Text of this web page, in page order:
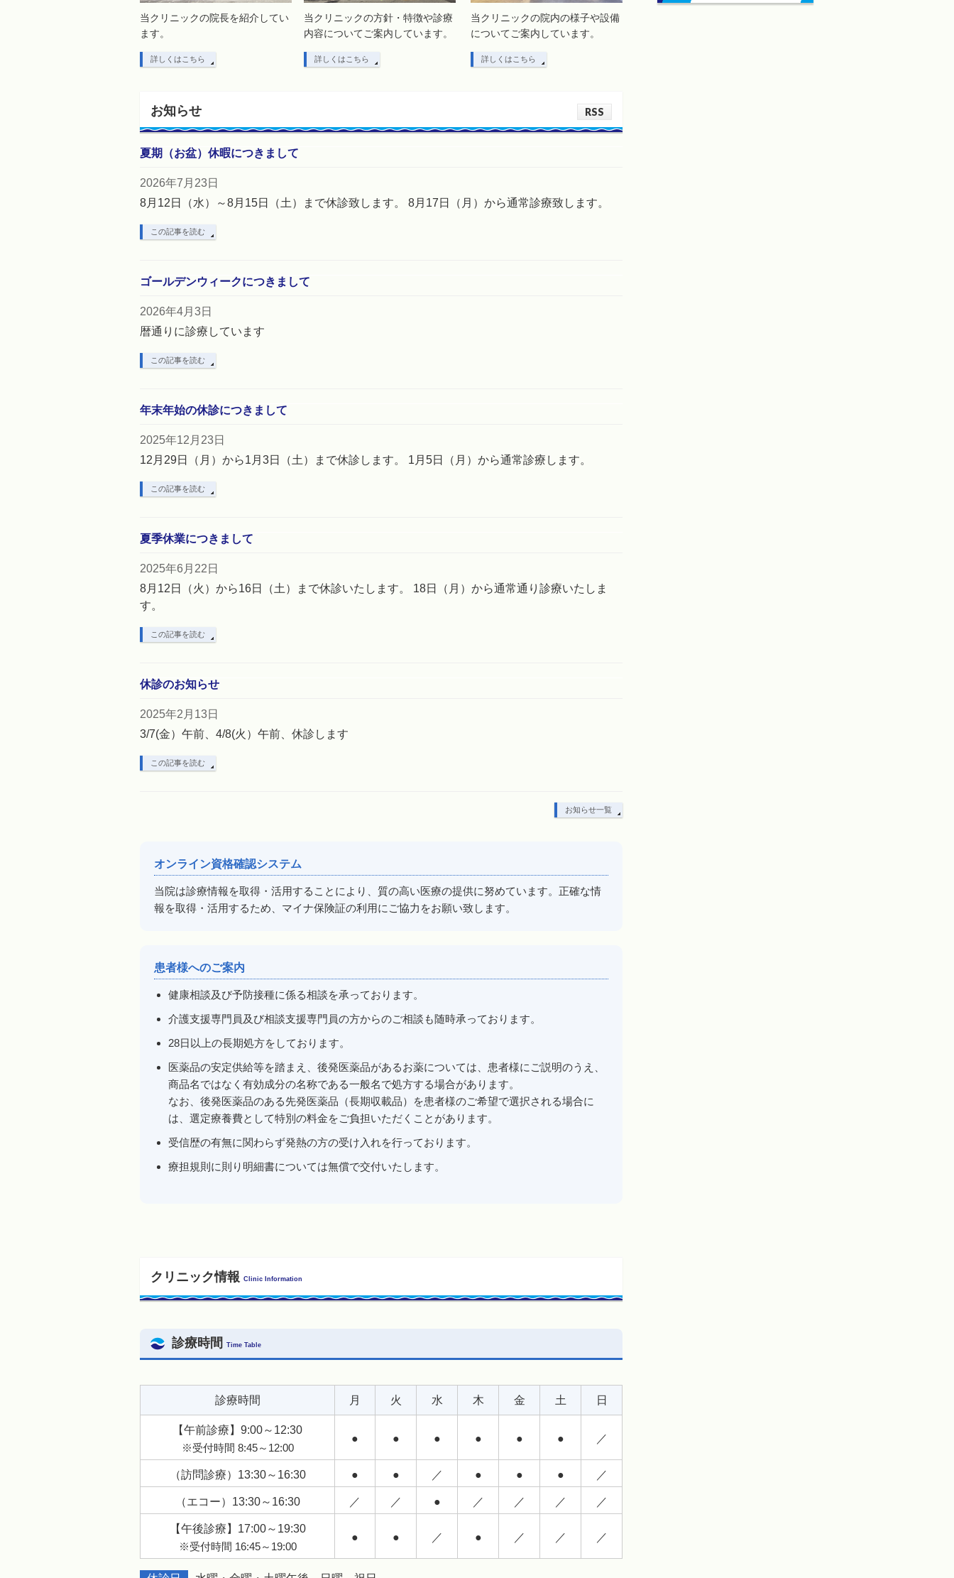
当クリニックの院長を紹介してい
ます。
詳しくはこちら
当クリニックの方針・特徴や診療
内容についてご案内しています。
詳しくはこちら
当クリニックの院内の様子や設備
についてご案内しています。
詳しくはこちら
お知らせ RSS
夏期（お盆）休暇につきまして
2026年7月23日
8月12日（水）～8月15日（土）まで休診致します。 8月17日（月）から通常診療致します。
この記事を読む
ゴールデンウィークにつきまして
2026年4月3日
暦通りに診療しています
この記事を読む
年末年始の休診につきまして
2025年12月23日
12月29日（月）から1月3日（土）まで休診します。 1月5日（月）から通常診療します。
この記事を読む
夏季休業につきまして
2025年6月22日
8月12日（火）から16日（土）まで休診いたします。 18日（月）から通常通り診療いたしま
す。
この記事を読む
休診のお知らせ
2025年2月13日
3/7(金）午前、4/8(火）午前、休診します
この記事を読む
お知らせ一覧
オンライン資格確認システム
当院は診療情報を取得・活用することにより、質の高い医療の提供に努めています。正確な情
報を取得・活用するため、マイナ保険証の利用にご協力をお願い致します。
患者様へのご案内
健康相談及び予防接種に係る相談を承っております。
介護支援専門員及び相談支援専門員の方からのご相談も随時承っております。
28日以上の長期処方をしております。
医薬品の安定供給等を踏まえ、後発医薬品があるお薬については、患者様にご説明のうえ、
商品名ではなく有効成分の名称である一般名で処方する場合があります。
なお、後発医薬品のある先発医薬品（長期収載品）を患者様のご希望で選択される場合に
は、選定療養費として特別の料金をご負担いただくことがあります。
受信歴の有無に関わらず発熱の方の受け入れを行っております。
療担規則に則り明細書については無償で交付いたします。
クリニック情報 Clinic Information
診療時間 Time Table
診療時間 月 火 水 木 金 土 日
【午前診療】9:00～12:30
※受付時間 8:45～12:00
● ● ● ● ● ● ／
（訪問診療）13:30～16:30 ● ● ／ ● ● ● ／
（エコー）13:30～16:30 ／ ／ ● ／ ／ ／ ／
【午後診療】17:00～19:30
※受付時間 16:45～19:00
● ● ／ ● ／ ／ ／